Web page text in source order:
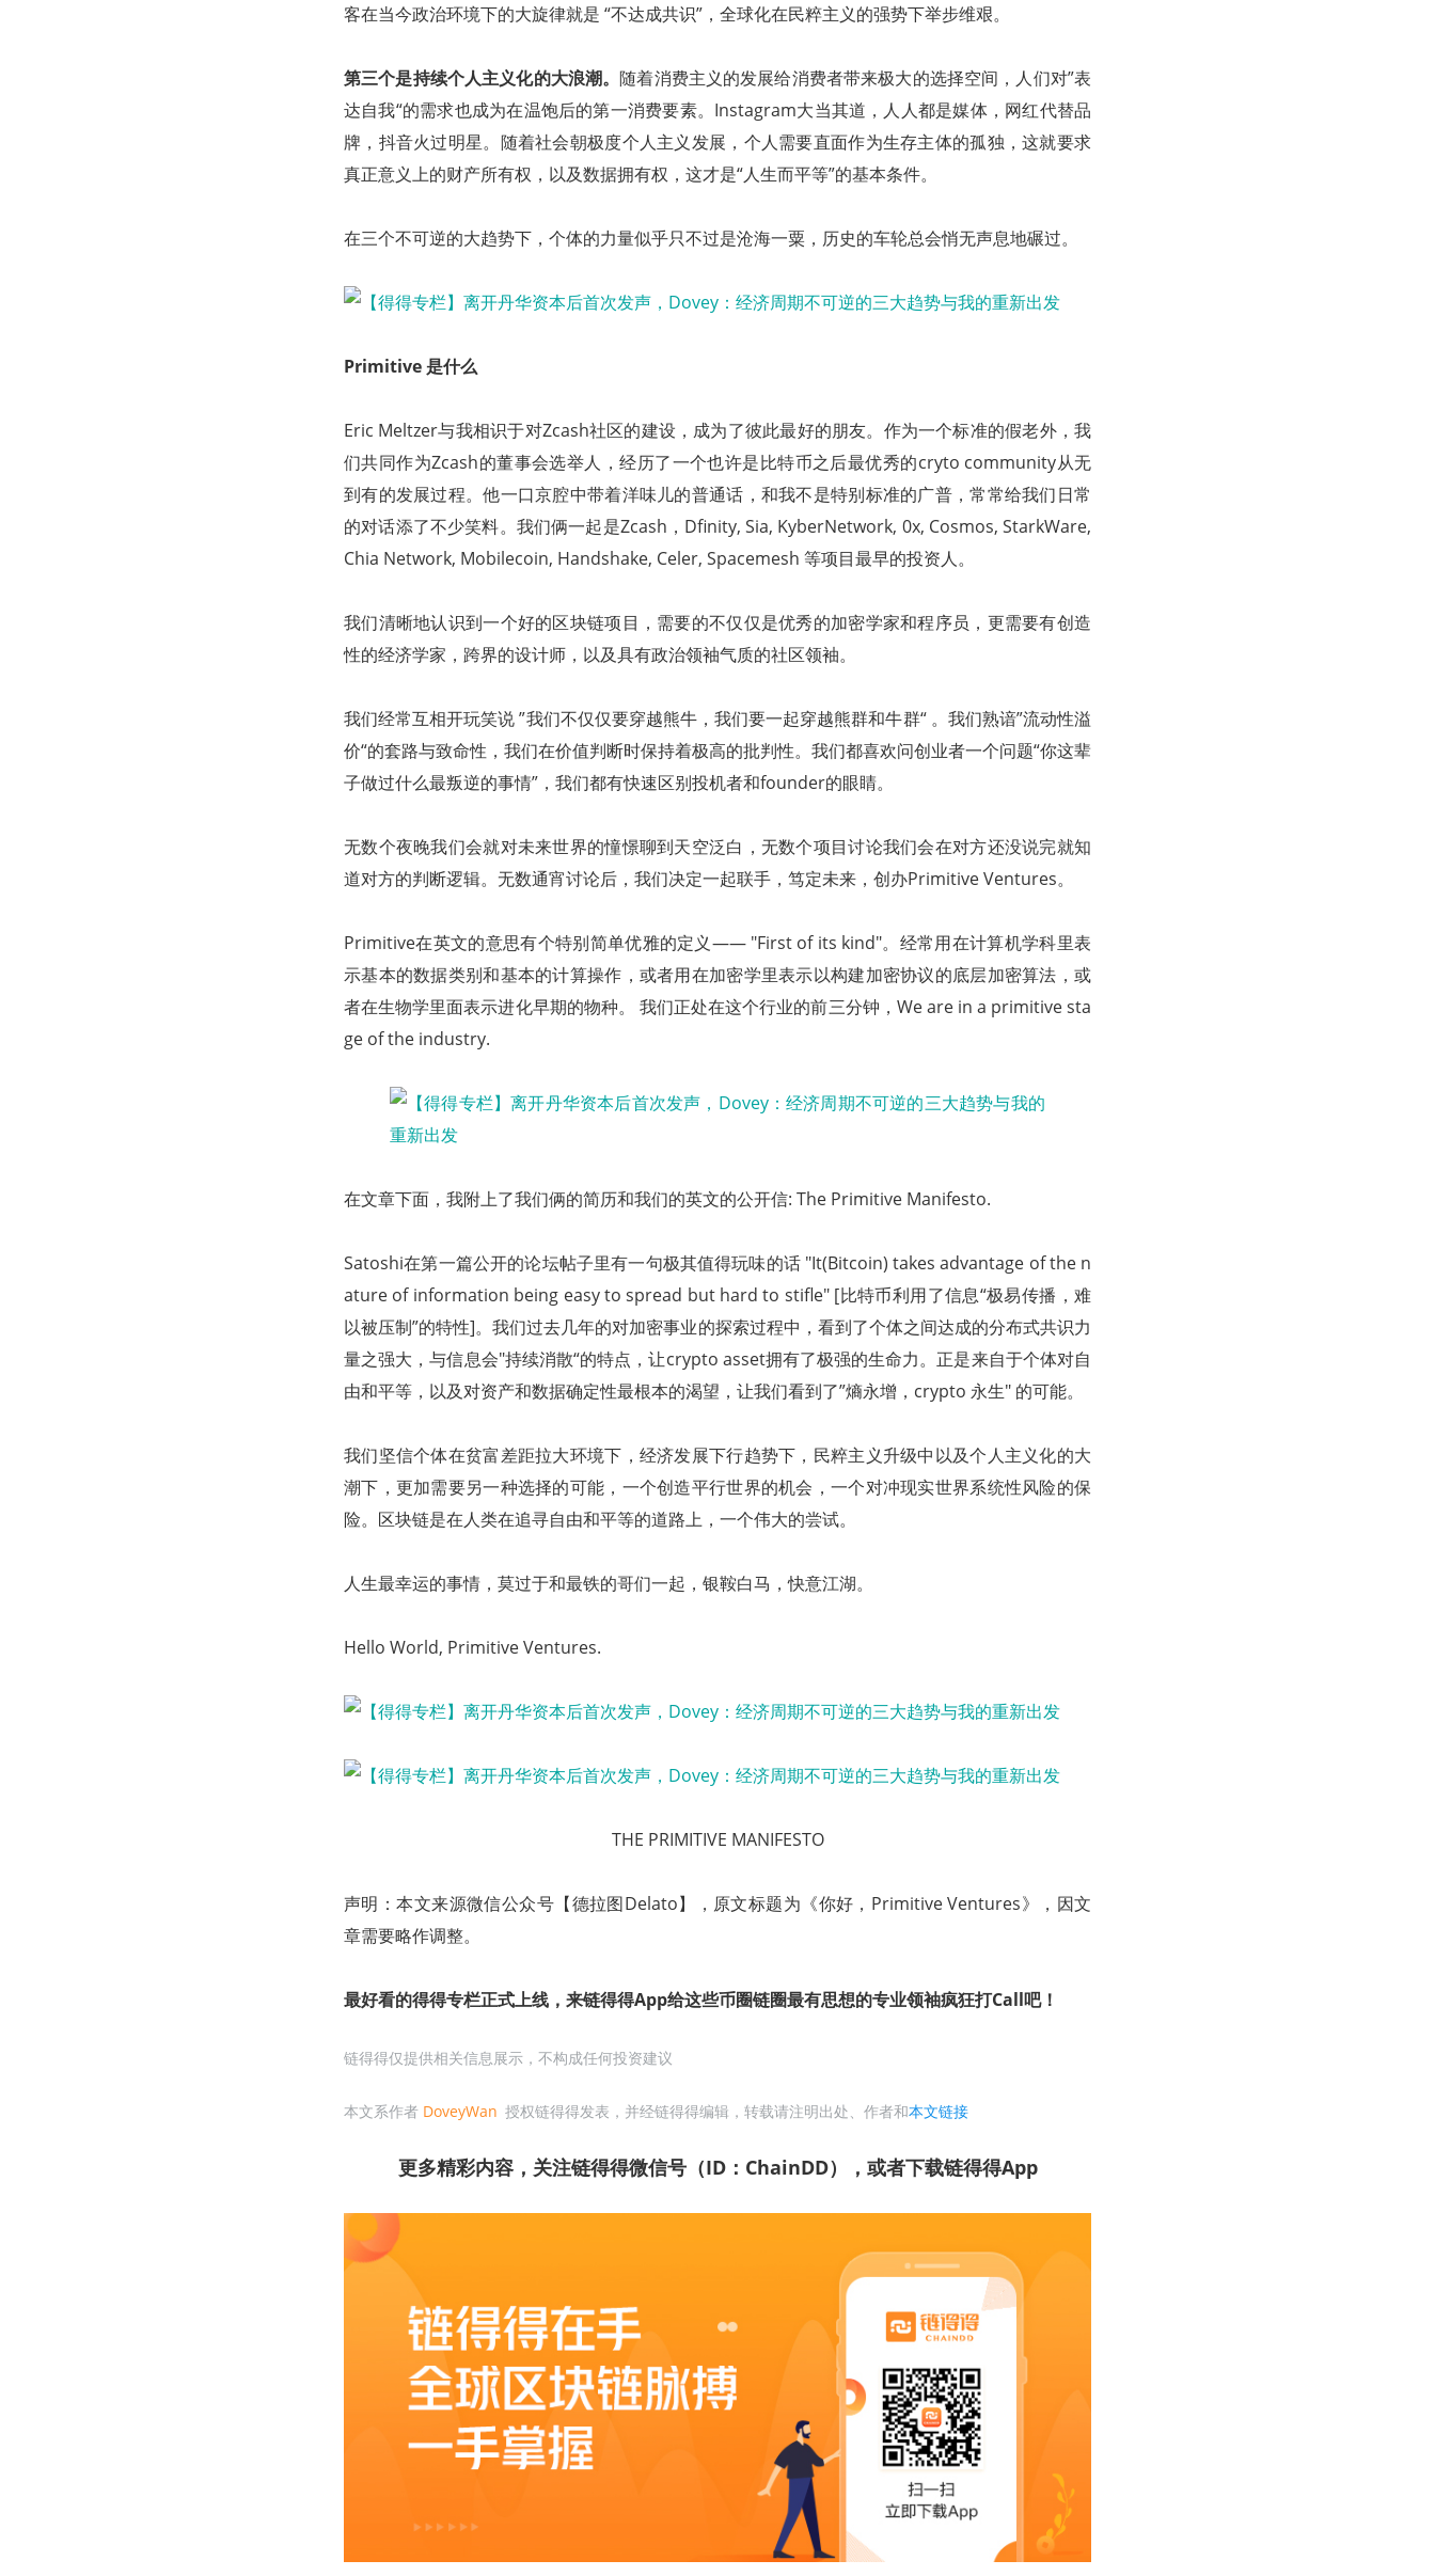
客在当今政治环境下的大旋律就是 “不达成共识”，全球化在民粹主义的强势下举步维艰。
第三个是持续个人主义化的大浪潮。随着消费主义的发展给消费者带来极大的选择空间，人们对”表
达自我“的需求也成为在温饱后的第一消费要素。Instagram大当其道，人人都是媒体，网红代替品
牌，抖音火过明星。随着社会朝极度个人主义发展，个人需要直面作为生存主体的孤独，这就要求
真正意义上的财产所有权，以及数据拥有权，这才是“人生而平等”的基本条件。
在三个不可逆的大趋势下，个体的力量似乎只不过是沧海一粟，历史的车轮总会悄无声息地碾过。
Primitive 是什么
Eric Meltzer与我相识于对Zcash社区的建设，成为了彼此最好的朋友。作为一个标准的假老外，我
们共同作为Zcash的董事会选举人，经历了一个也许是比特币之后最优秀的cryto community从无
到有的发展过程。他一口京腔中带着洋味儿的普通话，和我不是特别标准的广普，常常给我们日常
的对话添了不少笑料。我们俩一起是Zcash，Dfinity, Sia, KyberNetwork, 0x, Cosmos, StarkWare,
Chia Network, Mobilecoin, Handshake, Celer, Spacemesh 等项目最早的投资人。
我们清晰地认识到一个好的区块链项目，需要的不仅仅是优秀的加密学家和程序员，更需要有创造
性的经济学家，跨界的设计师，以及具有政治领袖气质的社区领袖。
我们经常互相开玩笑说 ”我们不仅仅要穿越熊牛，我们要一起穿越熊群和牛群“ 。我们熟谙”流动性溢
价“的套路与致命性，我们在价值判断时保持着极高的批判性。我们都喜欢问创业者一个问题“你这辈
子做过什么最叛逆的事情”，我们都有快速区别投机者和founder的眼睛。
无数个夜晚我们会就对未来世界的憧憬聊到天空泛白，无数个项目讨论我们会在对方还没说完就知
道对方的判断逻辑。无数通宵讨论后，我们决定一起联手，笃定未来，创办Primitive Ventures。
Primitive在英文的意思有个特别简单优雅的定义—— "First of its kind"。经常用在计算机学科里表
示基本的数据类别和基本的计算操作，或者用在加密学里表示以构建加密协议的底层加密算法，或
者在生物学里面表示进化早期的物种。 我们正处在这个行业的前三分钟，We are in a primitive sta
ge of the industry.
在文章下面，我附上了我们俩的简历和我们的英文的公开信: The Primitive Manifesto.
Satoshi在第一篇公开的论坛帖子里有一句极其值得玩味的话 "It(Bitcoin) takes advantage of the n
ature of information being easy to spread but hard to stifle" [比特币利用了信息“极易传播，难
以被压制”的特性]。我们过去几年的对加密事业的探索过程中，看到了个体之间达成的分布式共识力
量之强大，与信息会"持续消散“的特点，让crypto asset拥有了极强的生命力。正是来自于个体对自
由和平等，以及对资产和数据确定性最根本的渴望，让我们看到了”熵永增，crypto 永生" 的可能。
我们坚信个体在贫富差距拉大环境下，经济发展下行趋势下，民粹主义升级中以及个人主义化的大
潮下，更加需要另一种选择的可能，一个创造平行世界的机会，一个对冲现实世界系统性风险的保
险。区块链是在人类在追寻自由和平等的道路上，一个伟大的尝试。
人生最幸运的事情，莫过于和最铁的哥们一起，银鞍白马，快意江湖。
Hello World, Primitive Ventures.
THE PRIMITIVE MANIFESTO
声明：本文来源微信公众号【德拉图Delato】，原文标题为《你好，Primitive Ventures》，因文
章需要略作调整。
最好看的得得专栏正式上线，来链得得App给这些币圈链圈最有思想的专业领袖疯狂打Call吧！
链得得仅提供相关信息展示，不构成任何投资建议
本文系作者 DoveyWan 授权链得得发表，并经链得得编辑，转载请注明出处、作者和本文链接
更多精彩内容，关注链得得微信号（ID：ChainDD），或者下载链得得App